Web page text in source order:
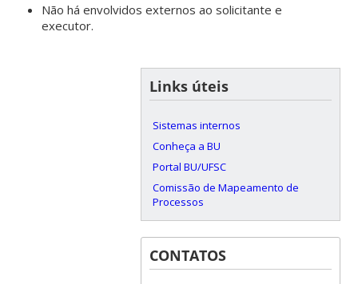
Não há envolvidos externos ao solicitante e
executor.
Links úteis
Sistemas internos
Conheça a BU
Portal BU/UFSC
Comissão de Mapeamento de
Processos
CONTATOS